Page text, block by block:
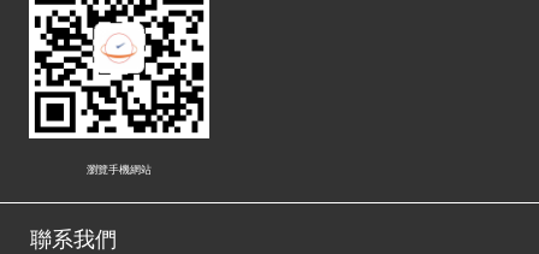
瀏覽手機網站
聯系我們